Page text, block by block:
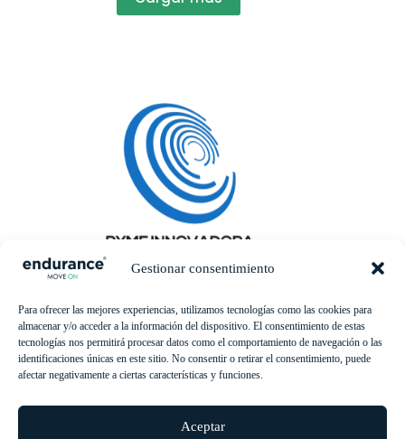
Gestionar consentimiento
Para ofrecer las mejores experiencias, utilizamos tecnologías como las cookies para
almacenar y/o acceder a la información del dispositivo. El consentimiento de estas
tecnologías nos permitirá procesar datos como el comportamiento de navegación o las
identificaciones únicas en este sitio. No consentir o retirar el consentimiento, puede
afectar negativamente a ciertas características y funciones.
Aceptar